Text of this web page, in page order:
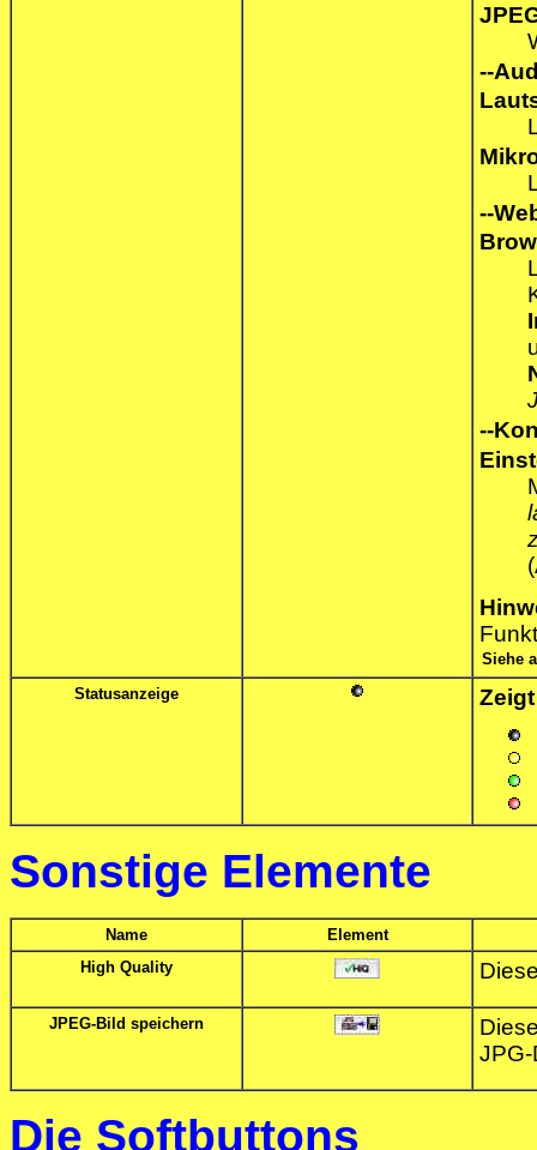
--
--
--
Siehe
Statusanzeige
Sonstige Elemente
Name
Element
High Quality
JPEG-Bild speichern
Die Softbuttons